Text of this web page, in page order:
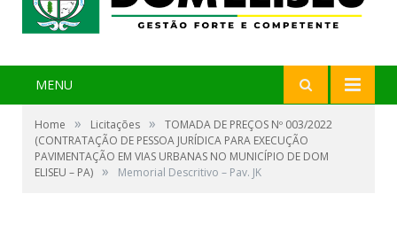
MENU
Home » Licitações »
TOMADA DE PREÇOS Nº 003/2022
(CONTRATAÇÃO DE PESSOA JURÍDICA PARA EXECUÇÃO
PAVIMENTAÇÃO EM VIAS URBANAS NO MUNICÍPIO DE DOM
ELISEU – PA) » Memorial Descritivo – Pav. JK